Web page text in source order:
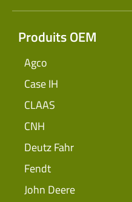
Produits OEM
Agco
Case IH
CLAAS
CNH
Deutz Fahr
Fendt
John Deere